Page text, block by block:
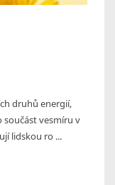
druhů energií,
součást vesmíru v
lidskou ro ...